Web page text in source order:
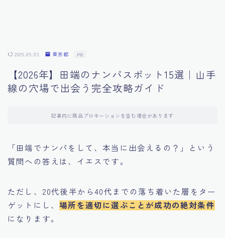
2026.05.03 東京都 PR
【2026年】田端のナンパスポット15選｜山手
線の穴場で出会う完全攻略ガイド
記事内に商品プロモーションを含む場合があります
「田端でナンパをして、本当に出会えるの？」という
質問への答えは、イエスです。
ただし、20代後半から40代までの落ち着いた層をター
ゲットにし、場所を適切に選ぶことが成功の絶対条件
になります。